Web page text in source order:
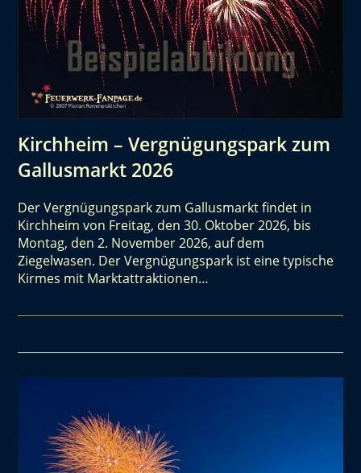
Kirchheim – Vergnügungspark zum
Gallusmarkt 2026
Der Vergnügungspark zum Gallusmarkt findet in
Kirchheim von Freitag, den 30. Oktober 2026, bis
Montag, den 2. November 2026, auf dem
Ziegelwasen. Der Vergnügungspark ist eine typische
Kirmes mit Marktattraktionen…